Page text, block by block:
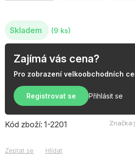
Skladem (9 ks)
Zajímá vás cena?
Pro zobrazení velkoobchodních
Registrovat se Přihlásit se
Kód zboží: 1-2201 Značka:
Zeptat se Hlídat